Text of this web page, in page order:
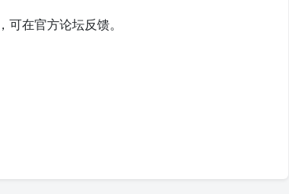
在官方论坛反馈。